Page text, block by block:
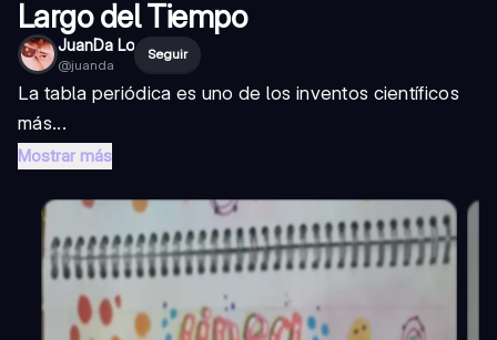
Largo del Tiempo
JuanDa Lo
@juanda
Seguir
La tabla periódica es uno de los inventos científicos
más...
Mostrar más